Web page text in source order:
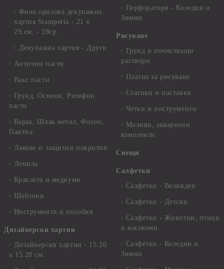
Фина оризова декупажна
хартия Stamperia - 21 х
29.см. - 28гр.
Декупажна хартия - Други
Антични пасти
Вакс пасти
Грунд, Основи, Релефни
пасти
Варак, Шлак метал, Фолио,
Пантна
Лакове и защитни покрития
Лепила
Краклета и медиуми
Шаблони
Инструменти и пособия
Дизайнерски хартии
Дизайнерски хартии - 15.20
х 15.20 см.
Перфоратори - Коледни и
Зимни
Рисуване
Грунд и почистващи
разтвори
Платна за рисуване
Стативи и поставки
Четки и инструменти
Моливи, акварелни
комплекти
Свещи
Салфетки
Салфетки - Великден
Салфетки - Детски
Салфетки - Животни, птици
и насекоми
Салфетки - Коледни и
Зимни